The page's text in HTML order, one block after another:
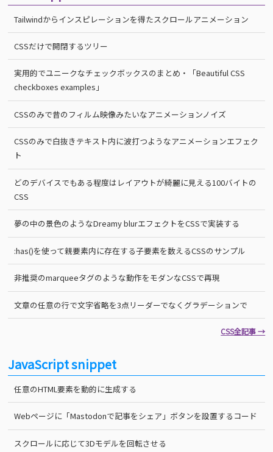
Tailwindからインスピレーションを得たスクロールアニメーション
CSSだけで開閉するツリー
実用的でユニークなチェックボックスのまとめ・「Beautiful CSS
checkboxes examples」
CSSのみで昔のフィルム映像みたいなアニメーションノイズ
CSSのみで白抜きテキスト内に波打つようなアニメーションエフェク
ト
どのデバイスでもある程度はレイアウトが綺麗に見える100バイトの
CSS
夢の中の景色のようなDreamy blurエフェクトをCSSで実装する
:has()を使って親要素内に存在する子要素を数えるCSSのサンプル
非推奨のmarqueeタグのような動作をモダンなCSSで再現
文章の任意の行で文字省略を3点リーダーでなくグラデーションで
CSS全記事 →
JavaScript snippet
任意のHTML要素を動的に生成する
Webページに「Mastodonで記事をシェア」ボタンを設置するコード
スクロールに応じて3Dモデルを回転させる